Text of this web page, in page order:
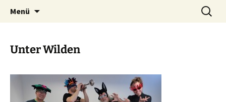
Menü
Suchen
nach:
Unter Wilden